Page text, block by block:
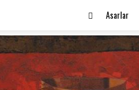
Asarlar